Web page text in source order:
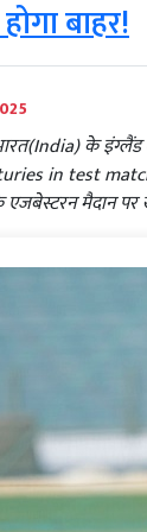
बाहर!
के
in test
एजबेस्टरन मैदान